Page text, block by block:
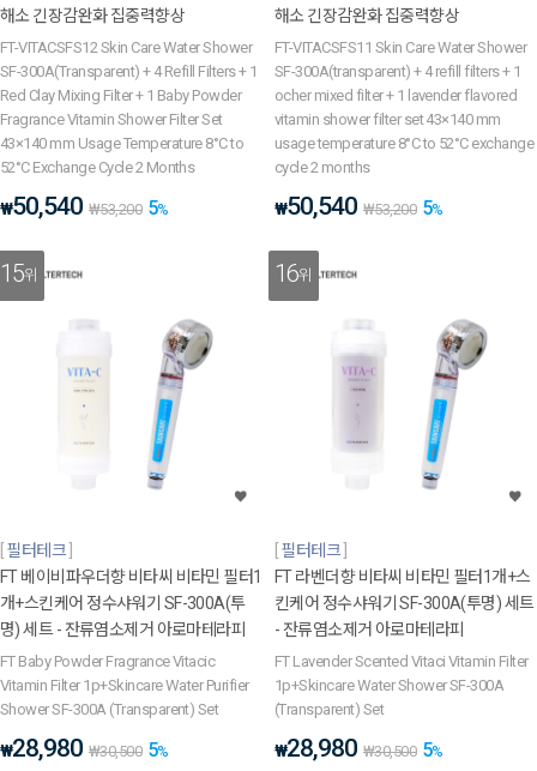
해소 긴장감완화 집중력향상
FT-VITACSFS12 Skin Care Water Shower
SF-300A(Transparent) + 4 Refill Filters + 1
Red Clay Mixing Filter + 1 Baby Powder
Fragrance Vitamin Shower Filter Set
43×140 mm Usage Temperature 8°C to
52°C Exchange Cycle 2 Months
₩50,540 ₩53,200 5%
해소 긴장감완화 집중력향상
FT-VITACSFS11 Skin Care Water Shower
SF-300A(transparent) + 4 refill filters + 1
ocher mixed filter + 1 lavender flavored
vitamin shower filter set 43×140 mm
usage temperature 8°C to 52°C exchange
cycle 2 months
₩50,540 ₩53,200 5%
15위
필터테크
FT 베이비파우더향 비타씨 비타민 필터1
개+스킨케어 정수샤워기 SF-300A(투
명) 세트 - 잔류염소제거 아로마테라피
FT Baby Powder Fragrance Vitacic
Vitamin Filter 1p+Skincare Water Purifier
Shower SF-300A (Transparent) Set
₩28,980 ₩30,500 5%
16위
필터테크
FT 라벤더향 비타씨 비타민 필터1개+스
킨케어 정수샤워기 SF-300A(투명) 세트
- 잔류염소제거 아로마테라피
FT Lavender Scented Vitaci Vitamin Filter
1p+Skincare Water Shower SF-300A
(Transparent) Set
₩28,980 ₩30,500 5%